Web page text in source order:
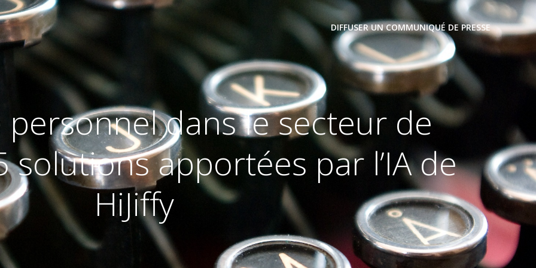
DIFFUSER UN COMMUNIQUÉ DE PRESSE
dans le secteur de
solutions apportées par l’IA de
HiJiffy